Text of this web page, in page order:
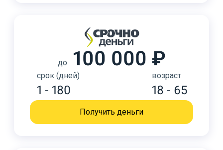
до 100 000 ₽
срок (дней)
1 - 180
возраст
18 - 65
Получить деньги